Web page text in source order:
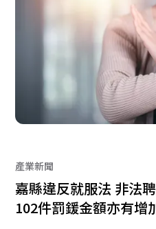
產業新聞
嘉縣違反就服法 非法
102件罰鍰金額亦有增